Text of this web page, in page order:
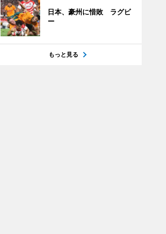
日本、豪州に惜敗 ラグビ
ー
もっと見る